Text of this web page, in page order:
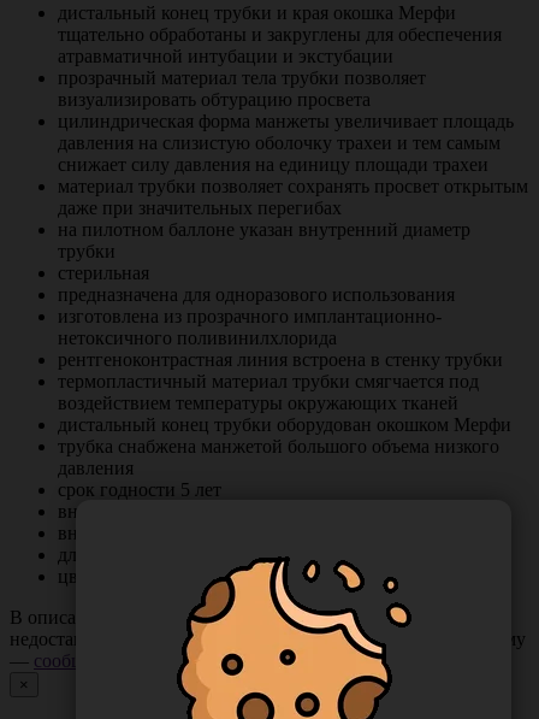
дистальный конец трубки и края окошка Мерфи
тщательно обработаны и закруглены для обеспечения
атравматичной интубации и экстубации
прозрачный материал тела трубки позволяет
визуализировать обтурацию просвета
цилиндрическая форма манжеты увеличивает площадь
давления на слизистую оболочку трахеи и тем самым
снижает силу давления на единицу площади трахеи
материал трубки позволяет сохранять просвет открытым
даже при значительных перегибах
на пилотном баллоне указан внутренний диаметр
трубки
стерильная
предназначена для одноразового использования
изготовлена из прозрачного имплантационно-
нетоксичного поливинилхлорида
рентгеноконтрастная линия встроена в стенку трубки
термопластичный материал трубки смягчается под
воздействием температуры окружающих тканей
дистальный конец трубки оборудован окошком Мерфи
трубка снабжена манжетой большого объема низкого
давления
срок годности 5 лет
внутренний диаметр I.D. 8,0 мм
внешний диаметр O.D. 10,7 мм
длина 330 мм
цвет синий
В описании товара могут иметь место неточности или
недостающая информация. Если вы заметили такую проблему
— сообщите нам
×